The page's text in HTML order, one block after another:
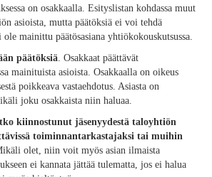
on osakkaalla. Esityslistan kohdassa muut
asioista, mutta päätöksiä ei voi tehdä
ole mainittu päätösasiana yhtiökokouskutsussa.
päätöksiä. Osakkaat päättävät
mainituista asioista. Osakkaalla on oikeus
poikkeava vastaehdotus. Asiasta on
joku osakkaista niin haluaa.
kiinnostunut jäsenyydestä taloyhtiön
toiminnantarkastajaksi tai muihin
olet, niin voit myös asian ilmaista
ei kannata jättää tulematta, jos ei halua